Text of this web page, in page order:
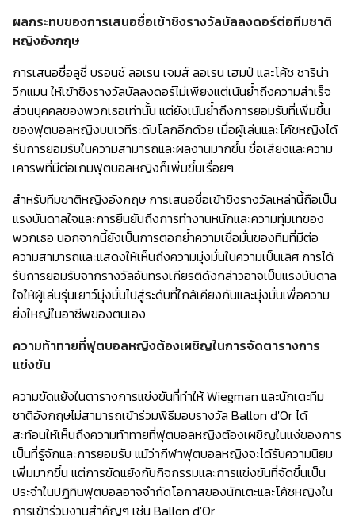
ผลกระทบของการเสนอชื่อเข้าชิงรางวัลบัลลงดอร์ต่อทีมชาติ
หญิงอังกฤษ
การเสนอชื่อลูซี่ บรอนซ์ ลอเรน เจมส์ ลอเรน เฮมป์ และโค้ช ซาริน่า
วีกแมน ให้เข้าชิงรางวัลบัลลงดอร์ไม่เพียงแต่เน้นย้ำถึงความสำเร็จ
ส่วนบุคคลของพวกเธอเท่านั้น แต่ยังเน้นย้ำถึงการยอมรับที่เพิ่มขึ้น
ของฟุตบอลหญิงบนเวทีระดับโลกอีกด้วย เมื่อผู้เล่นและโค้ชหญิงได้
รับการยอมรับในความสามารถและผลงานมากขึ้น ชื่อเสียงและความ
เคารพที่มีต่อเกมฟุตบอลหญิงก็เพิ่มขึ้นเรื่อยๆ
สำหรับทีมชาติหญิงอังกฤษ การเสนอชื่อเข้าชิงรางวัลเหล่านี้ถือเป็น
แรงบันดาลใจและการยืนยันถึงการทำงานหนักและความทุ่มเทของ
พวกเธอ นอกจากนี้ยังเป็นการตอกย้ำความเชื่อมั่นของทีมที่มีต่อ
ความสามารถและแสดงให้เห็นถึงความมุ่งมั่นในความเป็นเลิศ การได้
รับการยอมรับจากรางวัลอันทรงเกียรติดังกล่าวอาจเป็นแรงบันดาล
ใจให้ผู้เล่นรุ่นเยาว์มุ่งมั่นไปสู่ระดับที่ใกล้เคียงกันและมุ่งมั่นเพื่อความ
ยิ่งใหญ่ในอาชีพของตนเอง
ความท้าทายที่ฟุตบอลหญิงต้องเผชิญในการจัดตารางการ
แข่งขัน
ความขัดแย้งในตารางการแข่งขันที่ทำให้ Wiegman และนักเตะทีม
ชาติอังกฤษไม่สามารถเข้าร่วมพิธีมอบรางวัล Ballon d'Or ได้
สะท้อนให้เห็นถึงความท้าทายที่ฟุตบอลหญิงต้องเผชิญในแง่ของการ
เป็นที่รู้จักและการยอมรับ แม้ว่ากีฬาฟุตบอลหญิงจะได้รับความนิยม
เพิ่มมากขึ้น แต่การขัดแย้งกับกิจกรรมและการแข่งขันที่จัดขึ้นเป็น
ประจำในปฏิทินฟุตบอลอาจจำกัดโอกาสของนักเตะและโค้ชหญิงใน
การเข้าร่วมงานสำคัญๆ เช่น Ballon d'Or